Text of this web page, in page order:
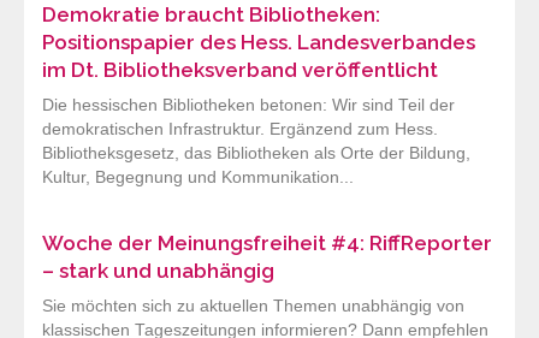
Demokratie braucht Bibliotheken:
Positionspapier des Hess. Landesverbandes
im Dt. Bibliotheksverband veröffentlicht
Die hessischen Bibliotheken betonen: Wir sind Teil der
demokratischen Infrastruktur. Ergänzend zum Hess.
Bibliotheksgesetz, das Bibliotheken als Orte der Bildung,
Kultur, Begegnung und Kommunikation...
Woche der Meinungsfreiheit #4: RiffReporter
– stark und unabhängig
Sie möchten sich zu aktuellen Themen unabhängig von
klassischen Tageszeitungen informieren? Dann empfehlen